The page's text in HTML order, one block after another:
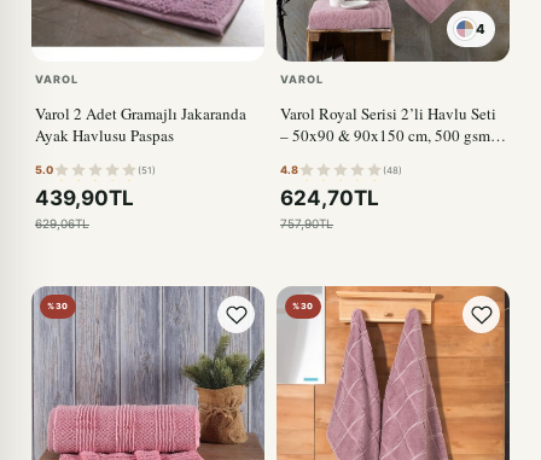
VAROL
Varol 2 Adet Gramajlı Jakaranda
Ayak Havlusu Paspas
5.0 (51)
439,90TL
629,06TL
4
VAROL
Varol Royal Serisi 2’li Havlu Seti
– 50x90 & 90x150 cm, 500 gsm
4.8 (48)
624,70TL
757,90TL
%30 %30